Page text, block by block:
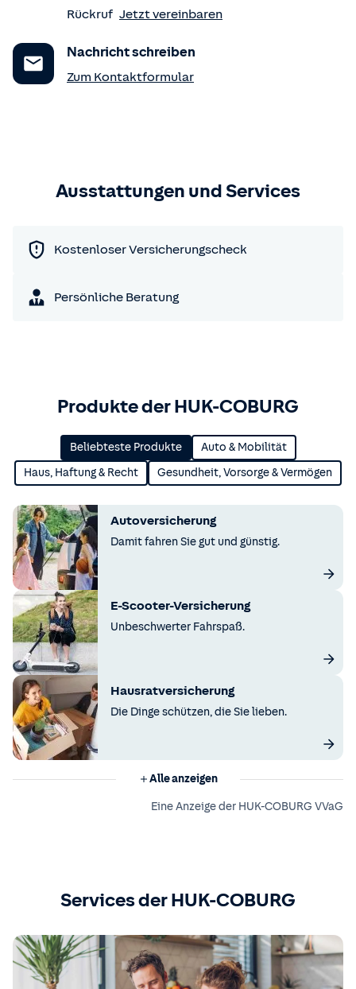
Rückruf Jetzt vereinbaren
Nachricht schreiben
Zum Kontaktformular
Ausstattungen und Services
Kostenloser Versicherungscheck
Persönliche Beratung
Produkte der HUK-COBURG
Beliebteste Produkte Auto & Mobilität
Haus, Haftung & Recht Gesundheit, Vorsorge & Vermögen
Autoversicherung
Damit fahren Sie gut und günstig.
E-Scooter-Versicherung
Unbeschwerter Fahrspaß.
Hausratversicherung
Die Dinge schützen, die Sie lieben.
Alle anzeigen
Eine Anzeige der HUK-COBURG VVaG
Services der HUK-COBURG